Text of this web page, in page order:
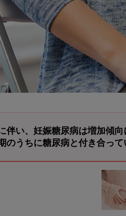
伴い、妊娠糖尿病は増加傾
のうちに糖尿病と付き合って